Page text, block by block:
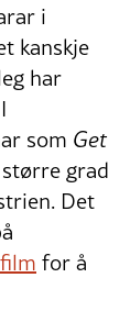
i
kanskje
har
som Get
grad
Det
for å